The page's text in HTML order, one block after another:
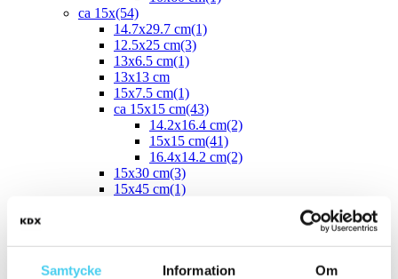
Samtycke Information Om
ca 15x(54)
14.7x29.7 cm(1)
12.5x25 cm(3)
13x6.5 cm(1)
13x13 cm
15x7.5 cm(1)
ca 15x15 cm(43)
14.2x16.4 cm(2)
15x15 cm(41)
16.4x14.2 cm(2)
15x30 cm(3)
15x45 cm(1)
20x20 cm(22)